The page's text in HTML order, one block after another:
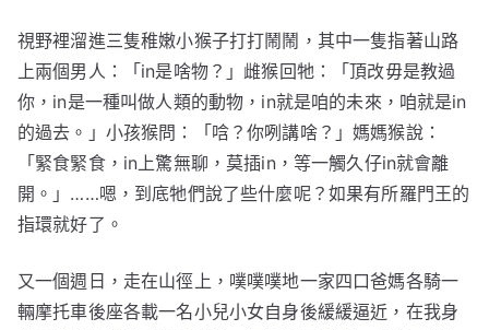
視野裡溜進三隻稚嫩小猴子打打鬧鬧，其中一隻指著山路
上兩個男人：「in是啥物？」雌猴回牠：「頂改毋是教過
你，in是一種叫做人類的動物，in就是咱的未來，咱就是in
的過去。」小孩猴問：「唅？你咧講啥？」媽媽猴說：
「緊食緊食，in上驚無聊，莫插in，等一觸久仔in就會離
開。」……嗯，到底牠們說了些什麼呢？如果有所羅門王的
指環就好了。
又一個週日，走在山徑上，噗噗噗地一家四口爸媽各騎一
輛摩托車後座各載一名小兒小女自身後緩緩逼近，在我身